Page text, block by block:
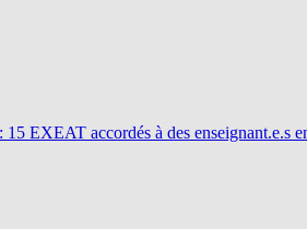
EXEAT accordés à des